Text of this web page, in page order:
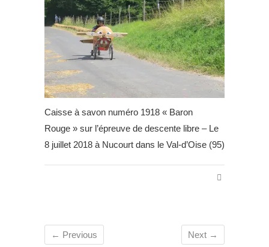
Caisse à savon numéro 1918 « Baron
Rouge » sur l’épreuve de descente libre – Le
8 juillet 2018 à Nucourt dans le Val-d’Oise (95)
← Previous Next →